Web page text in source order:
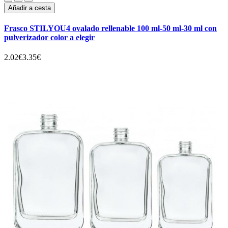
Añadir a cesta
Frasco STILYOU4 ovalado rellenable 100 ml-50 ml-30 ml con
pulverizador color a elegir
2.02€3.35€